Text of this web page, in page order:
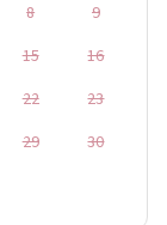
8
9
15
16
22
23
29
30